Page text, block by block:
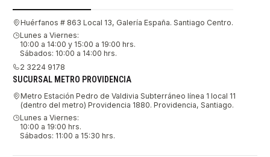
Huérfanos # 863 Local 13, Galería España. Santiago Centro.
Lunes a Viernes:
10:00 a 14:00 y 15:00 a 19:00 hrs.
Sábados: 10:00 a 14:00 hrs.
2 3224 9178
SUCURSAL METRO PROVIDENCIA
Metro Estación Pedro de Valdivia Subterráneo línea 1 local 11
(dentro del metro) Providencia 1880. Providencia, Santiago.
Lunes a Viernes:
10:00 a 19:00 hrs.
Sábados: 11:00 a 15:30 hrs.